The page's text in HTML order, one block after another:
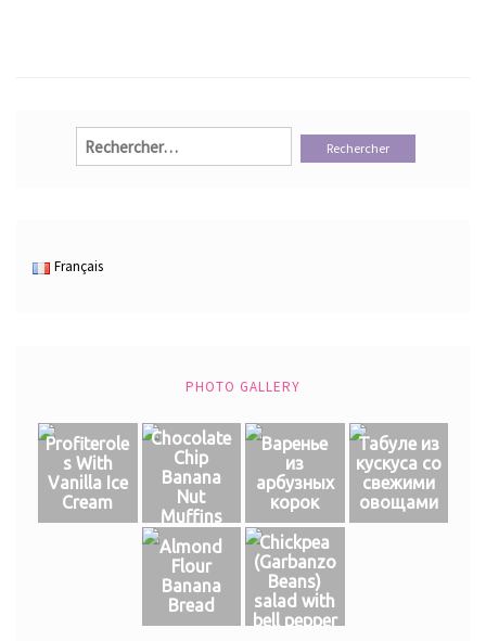
Rechercher :
Français
PHOTO GALLERY
Profiterole
s With
Vanilla Ice
Cream
Chocolate
Chip
Banana
Nut
Muffins
Варенье
из
арбузных
корок
Табуле из
кускуса со
свежими
овощами
Almond
Flour
Banana
Bread
Chickpea
(Garbanzo
Beans)
salad with
bell pepper